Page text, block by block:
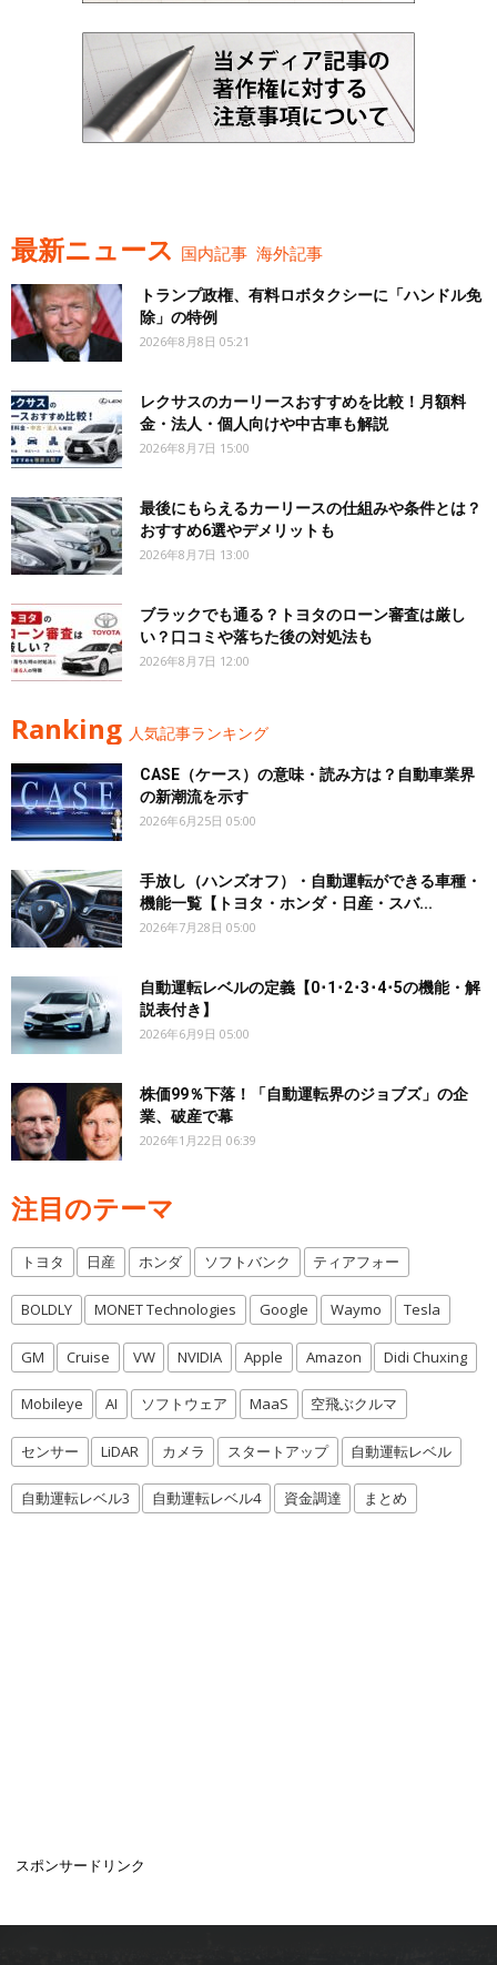
最新ニュース 国内記事 海外記事
トランプ政権、有料ロボタクシーに「ハンドル免
除」の特例
2026年8月8日 05:21
レクサスのカーリースおすすめを比較！月額料
金・法人・個人向けや中古車も解説
2026年8月7日 15:00
最後にもらえるカーリースの仕組みや条件とは？
おすすめ6選やデメリットも
2026年8月7日 13:00
ブラックでも通る？トヨタのローン審査は厳し
い？口コミや落ちた後の対処法も
2026年8月7日 12:00
Ranking 人気記事ランキング
CASE（ケース）の意味・読み方は？自動車業界
の新潮流を示す
2026年6月25日 05:00
手放し（ハンズオフ）・自動運転ができる車種・
機能一覧【トヨタ・ホンダ・日産・スバ...
2026年7月28日 05:00
自動運転レベルの定義【0･1･2･3･4･5の機能・解
説表付き】
2026年6月9日 05:00
株価99％下落！「自動運転界のジョブズ」の企
業、破産で幕
2026年1月22日 06:39
注目のテーマ
トヨタ 日産 ホンダ ソフトバンク ティアフォー
BOLDLY MONET Technologies Google Waymo Tesla
GM Cruise VW NVIDIA Apple Amazon Didi Chuxing
Mobileye AI ソフトウェア MaaS 空飛ぶクルマ
センサー LiDAR カメラ スタートアップ 自動運転レベル
自動運転レベル3 自動運転レベル4 資金調達 まとめ
スポンサードリンク